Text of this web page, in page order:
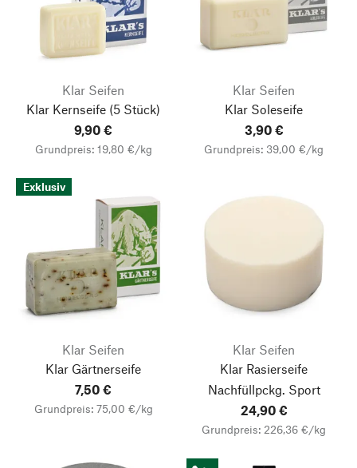
Klar Seifen
Klar Kernseife (5 Stück)
9,90 €
Grundpreis: 19,80 €/kg
Klar Seifen
Klar Soleseife
3,90 €
Grundpreis: 39,00 €/kg
Exklusiv
Klar Seifen
Klar Gärtnerseife
7,50 €
Grundpreis: 75,00 €/kg
Klar Seifen
Klar Rasierseife
Nachfüllpckg. Sport
24,90 €
Grundpreis: 226,36 €/kg